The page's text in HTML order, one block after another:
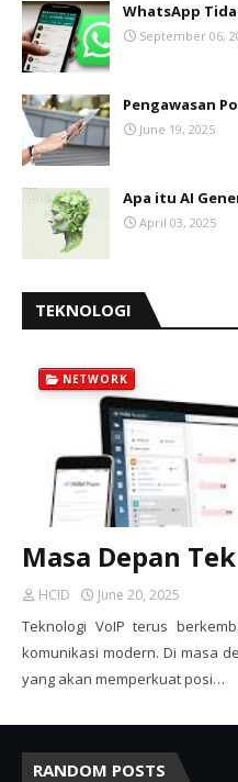
WhatsApp
September 06,
Pengawasan
June 19, 2025
Apa itu AI
April 03, 2025
TEKNOLOGI
NETWORK
Masa Depan
HCID June 20, 2025
Teknologi VoIP terus
komunikasi modern. Di masa
yang akan memperkuat posi…
RANDOM POSTS